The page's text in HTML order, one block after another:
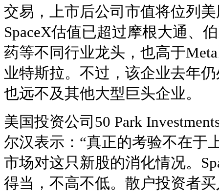
交易，上市后公司市值将位列
SpaceX估值已超过摩根大通、
药等不同行业龙头，也高于
业特斯拉。不过，该企业去年
也远不及其他大型巨头企业。
美国投资公司50 Park
尔汉表示：“真正的考验不在于
市场对这只新股的消化情况。
得当，不高不低。散户投资者